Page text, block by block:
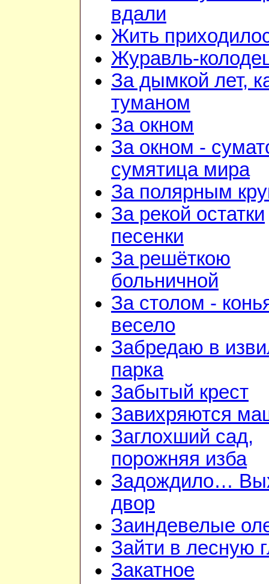
вдали
Жить
Журавль-
За дымкой лет,
туманом
За окном
За окном -
сумятица мира
За полярным
За рекой остатки
песенки
За решёткою
больничной
За столом -
весело
Забредаю в
парка
Забытый крест
Завихряются
Заглохший сад,
порожняя изба
Задождило…
двор
Заиндевелые
Зайти в лесную
Закатное